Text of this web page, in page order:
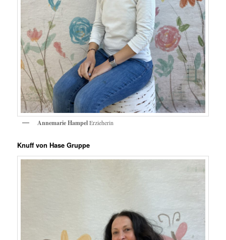
Annemarie HampelErzieherin
Knuff von Hase Gruppe